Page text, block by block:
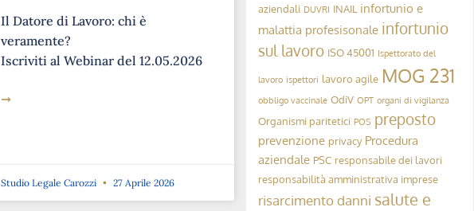
Il Datore di Lavoro: chi è
veramente?
Iscriviti al Webinar del 12.05.2026
➞
Studio Legale Carozzi 27 Aprile 2026
aziendali DUVRI INAIL infortunio e
malattia profesisonale infortunio
sul lavoro ISO 45001 Ispettorato del
lavoro ispettori lavoro agile MOG 231
obbligo vaccinale OdiV OPT organi di vigilanza
Organismi paritetici POS preposto
prevenzione privacy Procedura
aziendale PSC responsabile dei lavori
responsabilità amministrativa imprese
risarcimento danni salute e